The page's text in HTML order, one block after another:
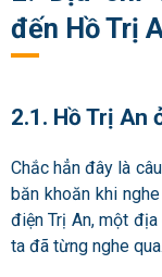
đến Hồ Trị
2.1. Hồ Trị An
Chắc hẳn đây là
băn khoăn khi
điện Trị An, một
ta đã từng nghe qua.